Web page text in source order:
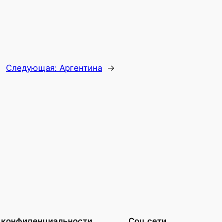
Следующая: Аргентина →